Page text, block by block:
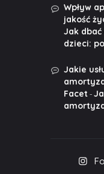
Wpływ
jakość
Jak dbać
dzieci:
Jakie
Facet-